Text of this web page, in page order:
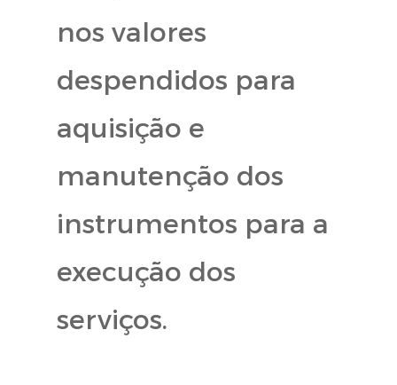
nos valores
despendidos para
aquisição e
manutenção dos
instrumentos para a
execução dos
serviços.